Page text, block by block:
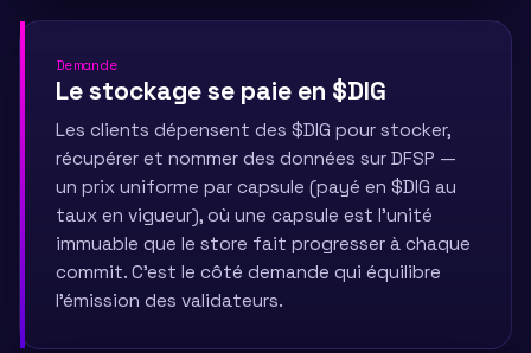
Demande
Le stockage se paie en $DIG
Les clients dépensent des $DIG pour stocker,
récupérer et nommer des données sur DFSP —
un prix uniforme par capsule (payé en $DIG au
taux en vigueur), où une capsule est l'unité
immuable que le store fait progresser à chaque
commit. C'est le côté demande qui équilibre
l'émission des validateurs.